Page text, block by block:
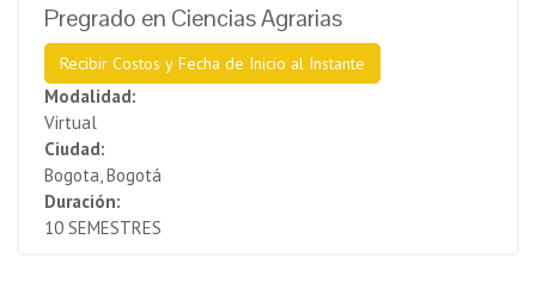
Pregrado en Ciencias Agrarias
Recibir Costos y Fecha de Inicio al Instante
Modalidad:
Virtual
Ciudad:
Bogota, Bogotá
Duración:
10 SEMESTRES